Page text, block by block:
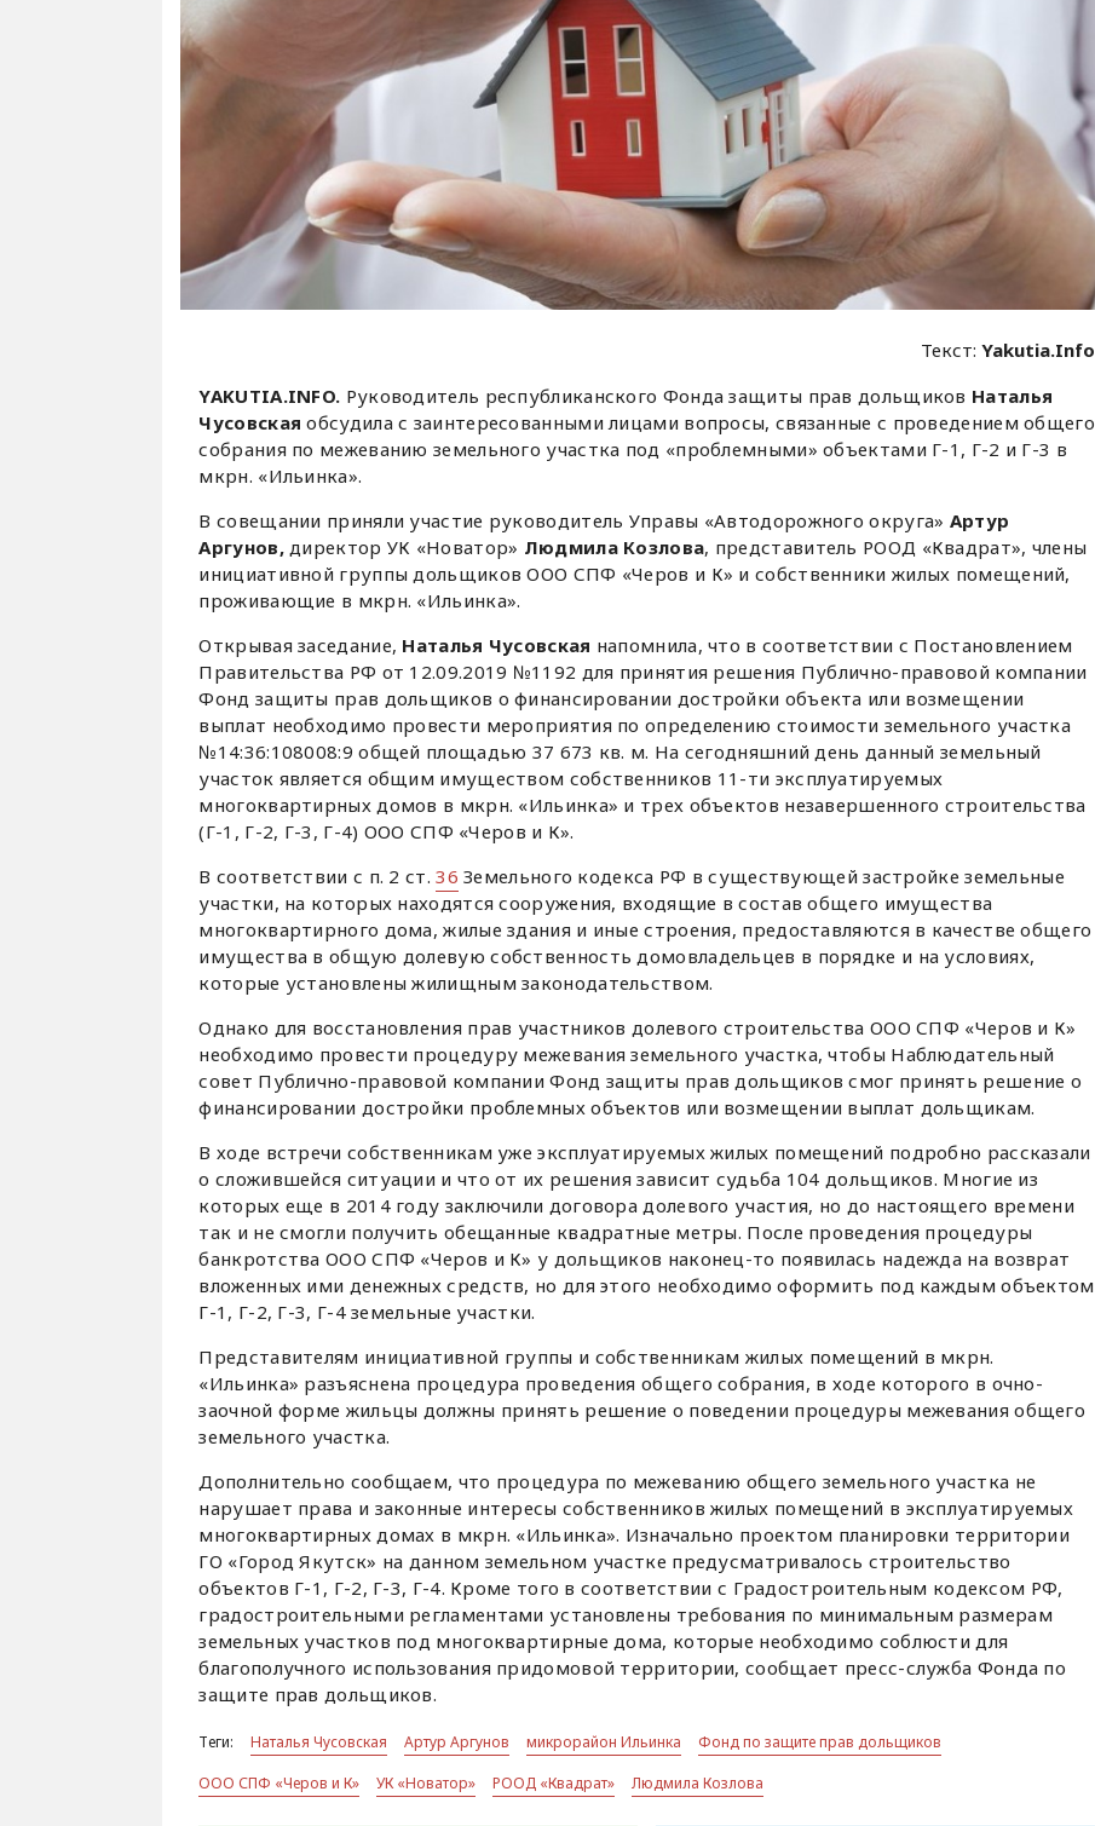
Текст:Yakutia.Info
YAKUTIA.INFO. Руководитель республиканского Фонда защиты прав дольщиков Наталья
Чусовскаяобсудила с заинтересованными лицами вопросы, связанные с проведением общего
собрания по межеванию земельного участка под «проблемными» объектами Г-1, Г-2 и Г-3 в
мкрн. «Ильинка».
В совещании приняли участие руководитель Управы «Автодорожного округа» Артур
Аргунов,директор УК «Новатор» Людмила Козлова, представитель РООД «Квадрат», члены
инициативной группы дольщиков ООО СПФ «Черов и К» и собственники жилых помещений,
проживающие в мкрн. «Ильинка».
Открывая заседание, Наталья Чусовская напомнила, что в соответствии с Постановлением
Правительства РФ от 12.09.2019 №1192 для принятия решения Публично-правовой компании
Фонд защиты прав дольщиков о финансировании достройки объекта или возмещении
выплат необходимо провести мероприятия по определению стоимости земельного участка
№14:36:108008:9 общей площадью 37 673 кв. м. На сегодняшний день данный земельный
участок является общим имуществом собственников 11-ти эксплуатируемых
многоквартирных домов в мкрн. «Ильинка» и трех объектов незавершенного строительства
(Г-1, Г-2, Г-3, Г-4) ООО СПФ «Черов и К».
В соответствии с п. 2 ст.36 Земельного кодекса РФ в существующей застройке земельные
участки, на которых находятся сооружения, входящие в состав общего имущества
многоквартирного дома, жилые здания и иные строения, предоставляются в качестве общего
имущества в общую долевую собственность домовладельцев в порядке и на условиях,
которые установлены жилищным законодательством.
Однако для восстановления прав участников долевого строительства ООО СПФ «Черов и К»
необходимо провести процедуру межевания земельного участка, чтобы Наблюдательный
совет Публично-правовой компании Фонд защиты прав дольщиков смог принять решение о
финансировании достройки проблемных объектов или возмещении выплат дольщикам.
В ходе встречи собственникам уже эксплуатируемых жилых помещений подробно рассказали
о сложившейся ситуации и что от их решения зависит судьба 104 дольщиков. Многие из
которых еще в 2014 году заключили договора долевого участия, но до настоящего времени
так и не смогли получить обещанные квадратные метры. После проведения процедуры
банкротства ООО СПФ «Черов и К» у дольщиков наконец-то появилась надежда на возврат
вложенных ими денежных средств, но для этого необходимо оформить под каждым объектом
Г-1, Г-2, Г-3, Г-4 земельные участки.
Представителям инициативной группы и собственникам жилых помещений в мкрн.
«Ильинка» разъяснена процедура проведения общего собрания, в ходе которого в очно-
заочной форме жильцы должны принять решение о поведении процедуры межевания общего
земельного участка.
Дополнительно сообщаем, что процедура по межеванию общего земельного участка не
нарушает права и законные интересы собственников жилых помещений в эксплуатируемых
многоквартирных домах в мкрн. «Ильинка». Изначально проектом планировки территории
ГО «Город Якутск» на данном земельном участке предусматривалось строительство
объектов Г-1, Г-2, Г-3, Г-4. Кроме того в соответствии с Градостроительным кодексом РФ,
градостроительными регламентами установлены требования по минимальным размерам
земельных участков под многоквартирные дома, которые необходимо соблюсти для
благополучного использования придомовой территории, сообщает пресс-служба Фонда по
защите прав дольщиков.
Теги: Наталья Чусовская Артур Аргунов микрорайон Ильинка
Фонд по защите прав дольщиков
ООО СПФ «Черов и К»
УК «Новатор» РООД «Квадрат» Людмила Козлова